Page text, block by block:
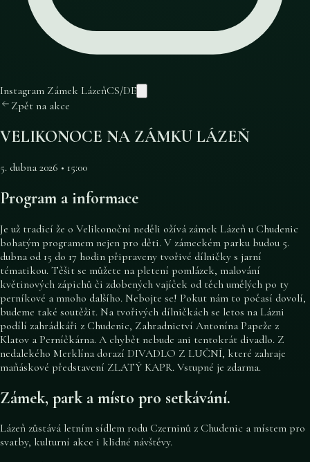
Instagram Zámek LázeňCS/DE
Zpět na akce
VELIKONOCE NA ZÁMKU LÁZEŇ
5. dubna 2026 • 15:00
Program a informace
Je už tradicí že o Velikonoční neděli ožívá zámek Lázeň u Chudenic
bohatým programem nejen pro děti. V zámeckém parku budou 5.
dubna od 15 do 17 hodin připraveny tvořivé dílničky s jarní
tématikou. Těšit se můžete na pletení pomlázek, malování
květinových zápichů či zdobených vajíček od těch umělých po ty
perníkové a mnoho dalšího. Nebojte se! Pokut nám to počasí dovolí,
budeme také soutěžit. Na tvořivých dílničkách se letos na Lázni
podílí zahrádkáři z Chudenic, Zahradnictví Antonína Papeže z
Klatov a Perníčkárna. A chybět nebude ani tentokrát divadlo. Z
nedalekého Merklína dorazí DIVADLO Z LUČNÍ, které zahraje
maňáskové představení ZLATÝ KAPR. Vstupné je zdarma.
Zámek, park a místo pro setkávání.
Lázeň zůstává letním sídlem rodu Czerninů z Chudenic a místem pro
svatby, kulturní akce i klidné návštěvy.